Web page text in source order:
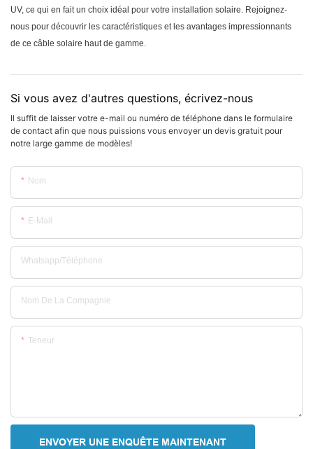
UV, ce qui en fait un choix idéal pour votre installation solaire. Rejoignez-
nous pour découvrir les caractéristiques et les avantages impressionnants
de ce câble solaire haut de gamme.
Si vous avez d'autres questions, écrivez-nous
Il suffit de laisser votre e-mail ou numéro de téléphone dans le formulaire
de contact afin que nous puissions vous envoyer un devis gratuit pour
notre large gamme de modèles!
Nom
E-Mail
Whatsapp/Téléphone
Nom De La Compagnie
Teneur
ENVOYER UNE ENQUÊTE MAINTENANT